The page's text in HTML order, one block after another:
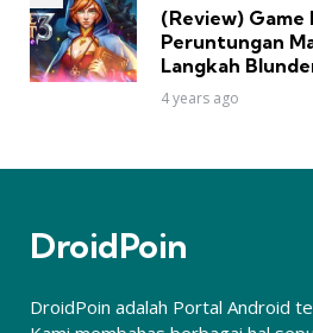
(Review)
Peruntungan
Langkah
4 years ago
DroidPoin
DroidPoin adalah Portal Android